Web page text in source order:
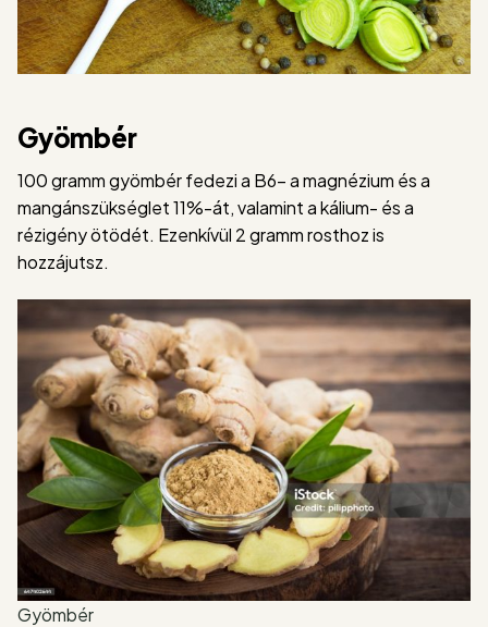
Gyömbér
100 gramm gyömbér fedezi a B6- a magnézium és a
mangánszükséglet 11%-át, valamint a kálium- és a
rézigény ötödét. Ezenkívül 2 gramm rosthoz is
hozzájutsz.
Gyömbér